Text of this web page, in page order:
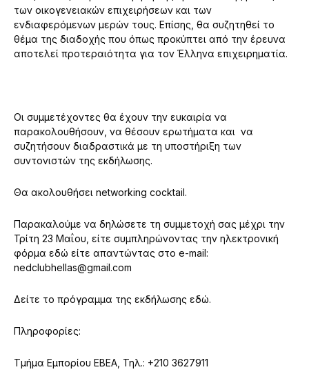
των οικογενειακών επιχειρήσεων και των
ενδιαφερόμενων μερών τους. Επίσης, θα συζητηθεί το
θέμα της διαδοχής που όπως προκύπτει από την έρευνα
αποτελεί προτεραιότητα για τον Έλληνα επιχειρηματία.
Οι συμμετέχοντες θα έχουν την ευκαιρία να
παρακολουθήσουν, να θέσουν ερωτήματα και να
συζητήσουν διαδραστικά με τη υποστήριξη των
συντονιστών της εκδήλωσης.
Θα ακολουθήσει networking cocktail.
Παρακαλούμε να δηλώσετε τη συμμετοχή σας μέχρι την
Τρίτη 23 Μαΐου, είτε συμπληρώνοντας την ηλεκτρονική
φόρμα εδώ είτε απαντώντας στο e-mail:
nedclubhellas@gmail.com
Δείτε το πρόγραμμα της εκδήλωσης εδώ.
Πληροφορίες:
Τμήμα Εμπορίου ΕΒΕΑ, Τηλ.: +210 3627911